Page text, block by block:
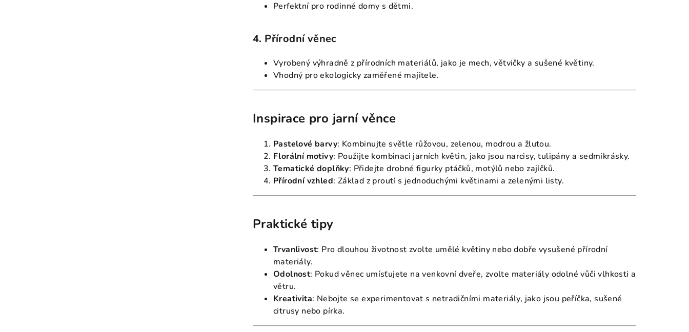
Perfektní pro rodinné domy s dětmi.
4. Přírodní věnec
Vyrobený výhradně z přírodních materiálů, jako je mech, větvičky a sušené květiny.
Vhodný pro ekologicky zaměřené majitele.
Inspirace pro jarní věnce
Pastelové barvy: Kombinujte světle růžovou, zelenou, modrou a žlutou.
Florální motivy: Použijte kombinaci jarních květin, jako jsou narcisy, tulipány a sedmikrásky.
Tematické doplňky: Přidejte drobné figurky ptáčků, motýlů nebo zajíčků.
Přírodní vzhled: Základ z proutí s jednoduchými květinami a zelenými listy.
Praktické tipy
Trvanlivost: Pro dlouhou životnost zvolte umělé květiny nebo dobře vysušené přírodní
materiály.
Odolnost: Pokud věnec umísťujete na venkovní dveře, zvolte materiály odolné vůči vlhkosti a
větru.
Kreativita: Nebojte se experimentovat s netradičními materiály, jako jsou peříčka, sušené
citrusy nebo pírka.